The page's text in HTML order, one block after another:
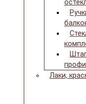
Лаки,